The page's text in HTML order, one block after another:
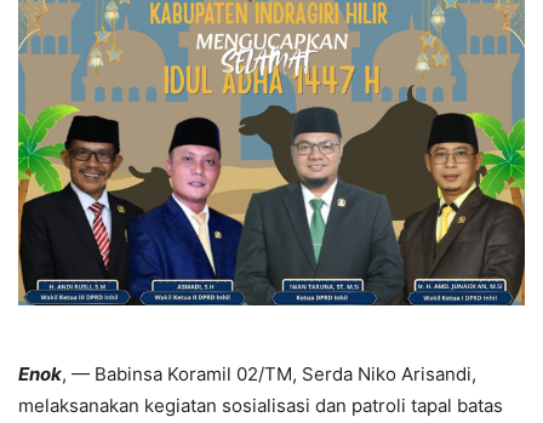
Enok, — Babinsa Koramil 02/TM, Serda Niko Arisandi,
melaksanakan kegiatan sosialisasi dan patroli tapal batas